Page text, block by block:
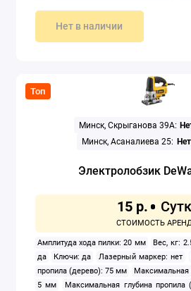
Нет в наличии
Топ
Минск, Скрыганова 39А:
Минск, Асаналиева 25:
Электролобзик
15 р.
Амплитуда хода пилки: 20 мм Вес, кг:
да
Ключи: да Лазерный маркер: нет
пропила (дерево): 75 мм
Максимальная
5 мм
Максимальная глубина